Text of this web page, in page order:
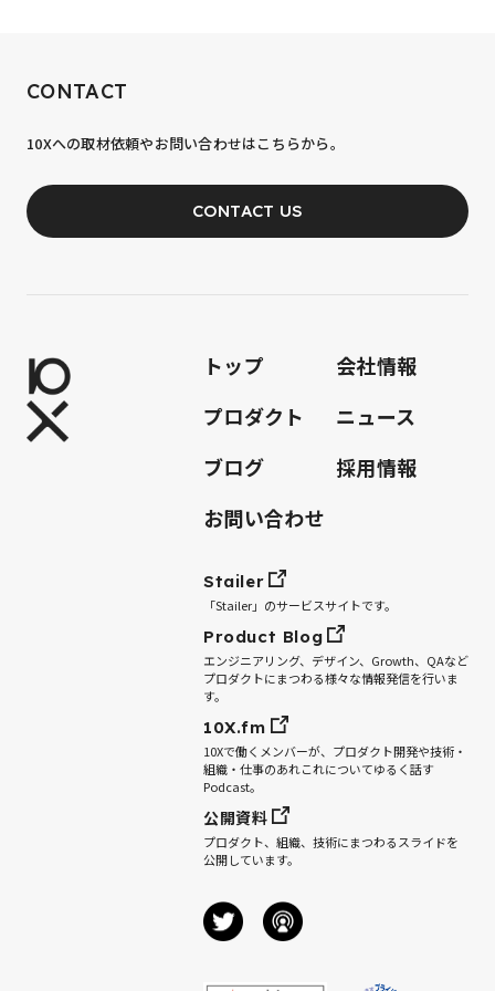
あなたの力が、必要です。
JOIN OUR TEAM
CONTACT
10Xへの取材依頼やお問い合わせはこちらから。
CONTACT US
トップ
会社情報
プロダクト
ニュース
ブログ
採用情報
お問い合わせ
Stailer
「Stailer」のサービスサイトです。
Product Blog
エンジニアリング、デザイン、Growth、QAなど
プロダクトにまつわる様々な情報発信を行いま
す。
10X.fm
10Xで働くメンバーが、プロダクト開発や技術・
組織・仕事のあれこれについてゆるく話す
Podcast。
公開資料
プロダクト、組織、技術にまつわるスライドを
公開しています。